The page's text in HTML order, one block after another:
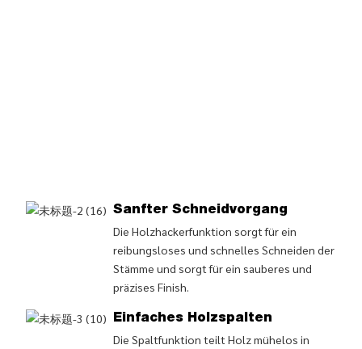
Sanfter Schneidvorgang
Die Holzhackerfunktion sorgt für ein
reibungsloses und schnelles Schneiden der
Stämme und sorgt für ein sauberes und
präzises Finish.
Einfaches Holzspalten
Die Spaltfunktion teilt Holz mühelos in